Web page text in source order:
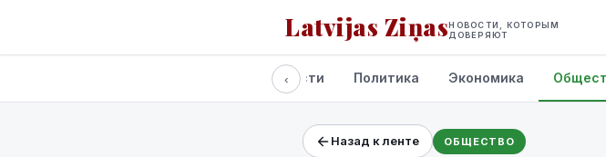
Latvijas ZiņasНОВОСТИ, КОТОРЫМ
ДОВЕРЯЮТ
Проекты и сервисы
‹
Все новости Политика Экономика
Назад к ленте ОБЩЕСТВО